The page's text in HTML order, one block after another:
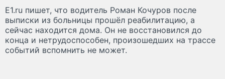
E1.ru пишет, что водитель Роман Кочуров после
выписки из больницы прошёл реабилитацию, а
сейчас находится дома. Он не восстановился до
конца и нетрудоспособен, произошедших на трассе
событий вспомнить не может.